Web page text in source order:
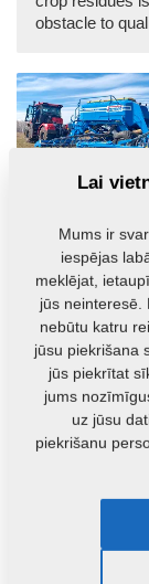
obstacle to
At the
Europe and
with the
Falcon SW
2. 6. 2021
At the Russian
agriculture
Ignatev,
Orenburg
Lai
Mums ir
iespējas
meklējat,
jūs neinteresē.
nebūtu katru
jūsu piekrišana
jūs piekrītat
jums
uz jūsu
piekrišanu